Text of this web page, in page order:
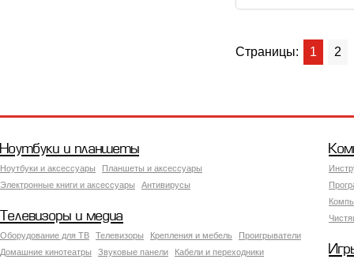
Страницы: 1 2
Ноутбуки и планшеты
Ноутбуки и аксессуары
Планшеты и аксессуары
Электронные книги и аксессуары
Антивирусы
Телевизоры и медиа
Оборудование для ТВ Телевизоры Крепления и мебель
Проигрыватели
Домашние кинотеатры
Звуковые панели Кабели и переходники